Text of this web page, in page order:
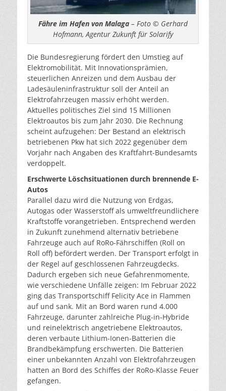
Fähre im Hafen von Malaga – Foto © Gerhard
Hofmann, Agentur Zukunft für Solarify
Die Bundesregierung fördert den Umstieg auf
Elektromobilität. Mit Innovationsprämien,
steuerlichen Anreizen und dem Ausbau der
Ladesäuleninfrastruktur soll der Anteil an
Elektrofahrzeugen massiv erhöht werden.
Aktuelles politisches Ziel sind 15 Millionen
Elektroautos bis zum Jahr 2030. Die Rechnung
scheint aufzugehen: Der Bestand an elektrisch
betriebenen Pkw hat sich 2022 gegenüber dem
Vorjahr nach Angaben des Kraftfahrt-Bundesamts
verdoppelt.
Erschwerte Löschsituationen durch brennende E-
Autos
Parallel dazu wird die Nutzung von Erdgas,
Autogas oder Wasserstoff als umweltfreundlichere
Kraftstoffe vorangetrieben. Entsprechend werden
in Zukunft zunehmend alternativ betriebene
Fahrzeuge auch auf RoRo-Fährschiffen (Roll on
Roll off) befördert werden. Der Transport erfolgt in
der Regel auf geschlossenen Fahrzeugdecks.
Dadurch ergeben sich neue Gefahrenmomente,
wie verschiedene Unfälle zeigen: Im Februar 2022
ging das Transportschiff Felicity Ace in Flammen
auf und sank. Mit an Bord waren rund 4.000
Fahrzeuge, darunter zahlreiche Plug-in-Hybride
und reinelektrisch angetriebene Elektroautos,
deren verbaute Lithium-Ionen-Batterien die
Brandbekämpfung erschwerten. Die Batterien
einer unbekannten Anzahl von Elektrofahrzeugen
hatten an Bord des Schiffes der RoRo-Klasse Feuer
gefangen.